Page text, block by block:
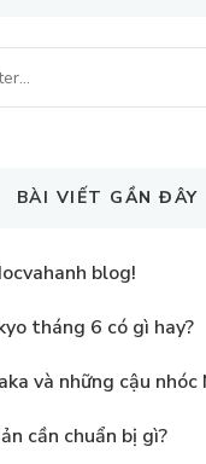
BÀI VIẾT GẦN ĐÂY
blog!
tháng 6 có gì hay?
và những cậu
cần chuẩn bị gì?